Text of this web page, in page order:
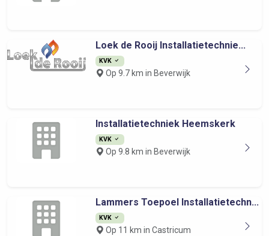
Loek de Rooij Installatietechnie...
KVK
Op 9.7 km in Beverwijk
Installatietechniek Heemskerk
KVK
Op 9.8 km in Beverwijk
Lammers Toepoel Installatietechn...
KVK
Op 11 km in Castricum